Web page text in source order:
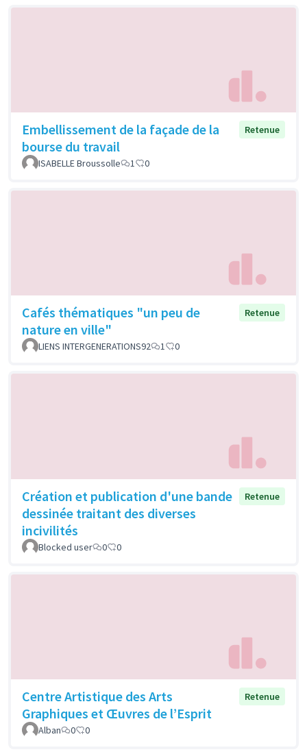
Embellissement de la façade de la
bourse du travail
Retenue
ISABELLE Broussolle 1 0
Cafés thématiques "un peu de
nature en ville"
Retenue
LIENS INTERGENERATIONS92 1 0
Création et publication d'une bande
dessinée traitant des diverses
incivilités
Retenue
Blocked user 0 0
Centre Artistique des Arts
Graphiques et Œuvres de l’Esprit
Retenue
Alban 0 0